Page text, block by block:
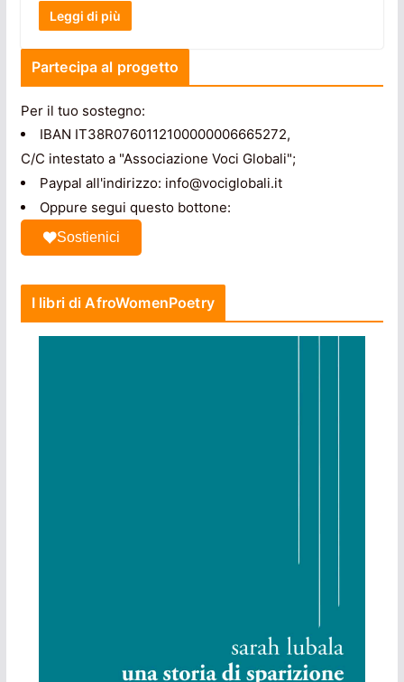
Leggi di più
Partecipa al progetto
Per il tuo sostegno:
IBAN IT38R0760112100000006665272,
C/C intestato a "Associazione Voci Globali";
Paypal all'indirizzo: info@vociglobali.it
Oppure segui questo bottone:
Sostienici
I libri di AfroWomenPoetry